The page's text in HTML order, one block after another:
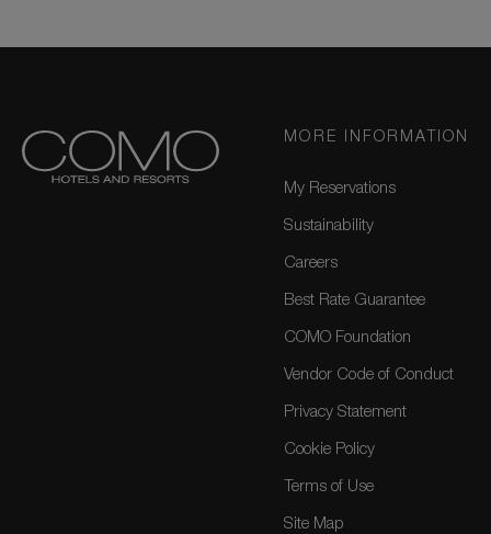
MORE INFORMATION
My Reservations
Sustainability
Careers
Best Rate Guarantee
COMO Foundation
Vendor Code of Conduct
Privacy Statement
Cookie Policy
Terms of Use
Site Map